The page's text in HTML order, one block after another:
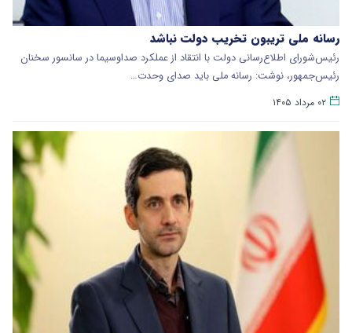
رسانه ملی تریبون تخریب دولت نباشد
رئیس‌شورای اطلاع‌رسانی دولت با انتقاد از عملکرد صداوسیما در سانسور سخنان
رئیس‌جمهور، نوشت: رسانه ملی باید صدای وحدت…
۰۲ مرداد ۱۴۰۵